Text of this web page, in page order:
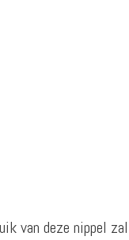
van deze nippel